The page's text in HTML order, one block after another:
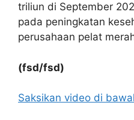
triliun di September
pada peningkatan
perusahaan pelat
(fsd/fsd)
Saksikan video di